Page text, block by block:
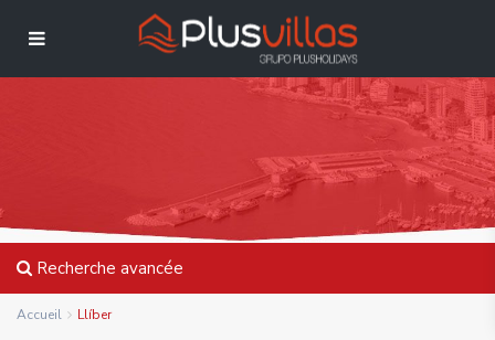
Recherche avancée
Accueil Llíber